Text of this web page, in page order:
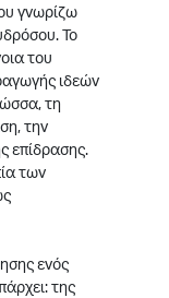
γνωρίζω
Το
του
ιδεών
τη
την
επίδρασης.
των
ενός
της